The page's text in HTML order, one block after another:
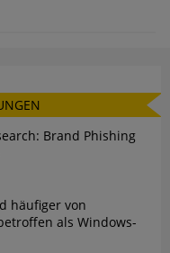
Brand Phishing
häufiger von
als Windows-